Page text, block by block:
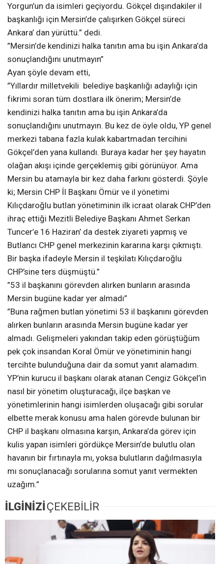
Yorgun’un da isimleri geçiyordu. Gökçel dışındakiler il
başkanlığı için Mersin’de çalışırken Gökçel süreci
Ankara’ dan yürüttü.” dedi.
”Mersin’de kendinizi halka tanıtın ama bu işin Ankara’da
sonuçlandığını unutmayın”
Ayan şöyle devam etti,
”Yıllardır milletvekili belediye başkanlığı adaylığı için
fikrimi soran tüm dostlara ilk önerim; Mersin’de
kendinizi halka tanıtın ama bu işin Ankara’da
sonuçlandığını unutmayın. Bu kez de öyle oldu, YP genel
merkezi tabana fazla kulak kabartmadan tercihini
Gökçel’den yana kullandı. Buraya kadar her şey hayatın
olağan akışı içinde gerçeklemiş gibi görünüyor. Ama
Mersin bu atamayla bir kez daha farkını gösterdi. Şöyle
ki; Mersin CHP İl Başkanı Ömür ve il yönetimi
Kılıçdaroğlu butlan yönetiminin ilk icraat olarak CHP’den
ihraç ettiği Mezitli Belediye Başkanı Ahmet Serkan
Tuncer’e 16 Haziran’ da destek ziyareti yapmış ve
Butlancı CHP genel merkezinin kararına karşı çıkmıştı.
Bir başka ifadeyle Mersin il teşkilatı Kılıçdaroğlu
CHP’sine ters düşmüştü.”
”53 il başkanını görevden alırken bunların arasında
Mersin bugüne kadar yer almadı”
”Buna rağmen butlan yönetimi 53 il başkanını görevden
alırken bunların arasında Mersin bugüne kadar yer
almadı. Gelişmeleri yakından takip eden görüştüğüm
pek çok insandan Koral Ömür ve yönetiminin hangi
tercihte bulunduğuna dair da somut yanıt alamadım.
YP’nin kurucu il başkanı olarak atanan Cengiz Gökçel’in
nasıl bir yönetim oluşturacağı, ilçe başkan ve
yönetimlerinin hangi isimlerden oluşacağı gibi sorular
elbette merak konusu ama halen görevde bulunan bir
CHP il başkanı olmasına karşın, Ankara’da görev için
kulis yapan isimleri gördükçe Mersin’de bulutlu olan
havanın bir fırtınayla mı, yoksa bulutların dağılmasıyla
mı sonuçlanacağı sorularına somut yanıt vermekten
uzağım.”
İLGİNİZİÇEKEBİLİR